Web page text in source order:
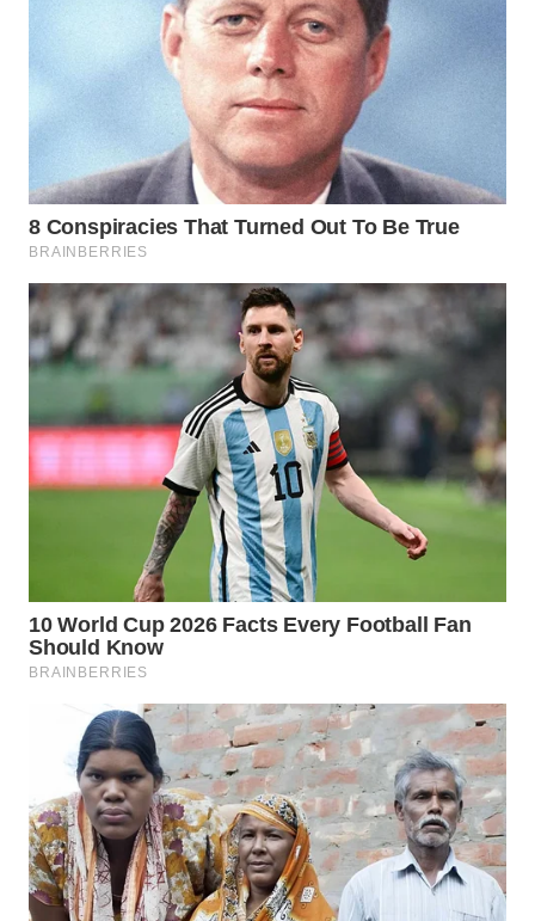
UTARA
SAMOSIR
WN
PADANG
LAWAS
WN
SUMEDANG
WN
CIANJUR
WN
TANGERANG
BINJAI
WN
CIREBON
WN